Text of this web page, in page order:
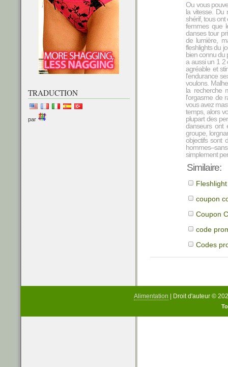
Ou vous
la vitesse. Du
shérif, tous
femmes que
danses tour
de lumière,
fleshlights du
bien connu du
a aussi un 1 2
agréable et
l'endurance
voulons.
la recherche
l'orgasme de
vous avez
temps, alors
plupart des
danseurs ont
groupe,
objectifs sont
simplement
Similaire:
coupon
Coupon
code
Codes
TRADUCTION
par
Alimentation | Droit d'auteur ©